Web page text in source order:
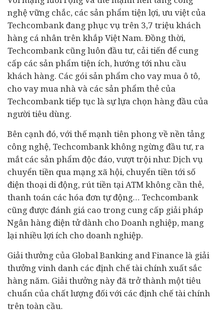
nghệ vững chắc, các sản phẩm tiện lợi, ưu việt của
Techcombank đang phục vụ trên 3,7 triệu khách
hàng cá nhân trên khắp Việt Nam. Đồng thời,
Techcombank cũng luôn đầu tư, cải tiến để cung
cấp các sản phẩm tiện ích, hướng tới nhu cầu
khách hàng. Các gói sản phẩm cho vay mua ô tô,
cho vay mua nhà và các sản phẩm thẻ của
Techcombank tiếp tục là sự lựa chọn hàng đầu của
người tiêu dùng.
Bên cạnh đó, với thế mạnh tiên phong về nền tảng
công nghệ, Techcombank không ngừng đầu tư, ra
mắt các sản phẩm độc đáo, vượt trội như: Dịch vụ
chuyển tiền qua mạng xã hội, chuyển tiền tới số
điện thoại di động, rút tiền tại ATM không cần thẻ,
thanh toán các hóa đơn tự động… Techcombank
cũng được đánh giá cao trong cung cấp giải pháp
Ngân hàng điện tử dành cho Doanh nghiệp, mang
lại nhiều lợi ích cho doanh nghiệp.
Giải thưởng của Global Banking and Finance là giải
thưởng vinh danh các định chế tài chính xuất sắc
hàng năm. Giải thưởng này đã trở thành một tiêu
chuẩn của chất lượng đối với các định chế tài chính
trên toàn cầu.